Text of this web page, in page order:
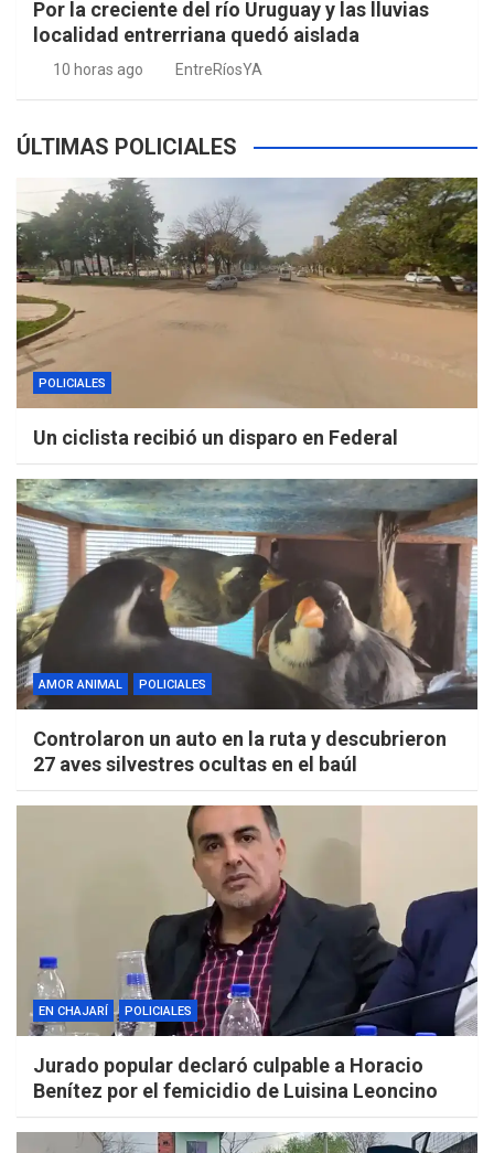
Por la creciente del río Uruguay y las lluvias
localidad entrerriana quedó aislada
10 horas ago EntreRíosYA
ÚLTIMAS POLICIALES
POLICIALES
Un ciclista recibió un disparo en Federal
AMOR ANIMAL POLICIALES
Controlaron un auto en la ruta y descubrieron
27 aves silvestres ocultas en el baúl
EN CHAJARÍ POLICIALES
Jurado popular declaró culpable a Horacio
Benítez por el femicidio de Luisina Leoncino